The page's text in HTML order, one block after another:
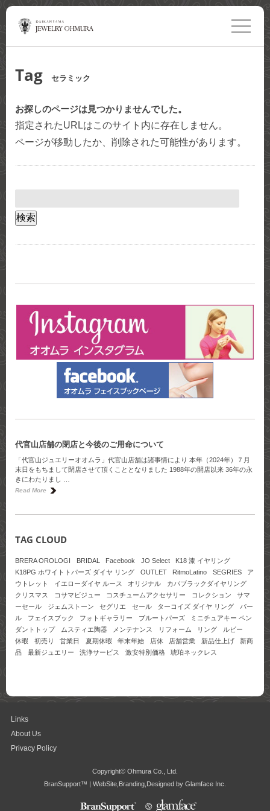
toggle
Tag セラミック
お探しのページは見つかりませんでした。
指定されたURLはこのサイト内に存在しません。
ページが移動したか、削除された可能性があります。
代官山店舗の閉店と今後のご用命について
「代官山ジュエリーオオムラ」代官山店舗は諸事情により 本年（2024年）７月
末日をもちまして閉店させて頂くこととなりました 1988年の開店以来 36年の永
きにわたりまし …
Read More
TAG CLOUD
BRERA OROLOGI BRIDAL Facebook JO Select
K18 漆 イヤリング
K18PG ホワイトトパーズ ダイヤ リング
OUTLET RitmoLatino SEGRIES
ア
ウトレット
イエローダイヤ ルース オリジナル
カバブラックダイヤリング
クリスマス
コサマビジュー コスチュームアクセサリー コレクション
サマ
ーセール
ジェムストーン セグリエ セール ターコイズ ダイヤ リング
パー
ル
フェイスブック フォトギャラリー ブルートパーズ
ミニチュアキー ペン
ダントトップ
ムスティエ陶器 メンテナンス リフォーム リング
ルビー
休暇
初売り 営業日 夏期休暇 年末年始 店休 店舗営業 新品仕上げ
新商
品
最新ジュエリー 洗浄サービス 激安特別価格 琥珀ネックレス
Links
About Us
Privacy Policy
Copyright© Ohmura Co., Ltd.
BranSupport™ | WebSite,Branding,Designed by Glamface Inc.